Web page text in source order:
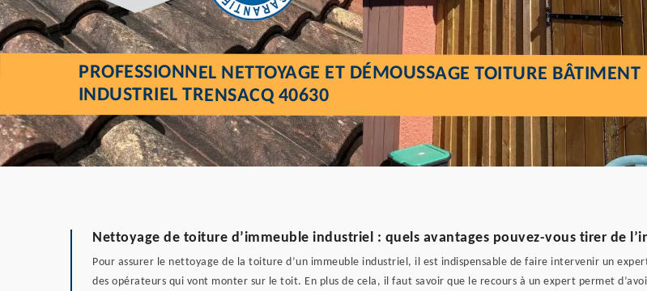
PROFESSIONNEL NETTOYAGE ET DÉMOUSSAGE TOITURE BÂTIMENT
INDUSTRIEL TRENSACQ 40630
Nettoyage de toiture d’immeuble industriel : quels avantages pouvez-vous tirer de
Pour assurer le nettoyage de la toiture d’un immeuble industriel, il est indispensable de faire intervenir un
des opérateurs qui vont monter sur le toit. En plus de cela, il faut savoir que le recours à un expert permet